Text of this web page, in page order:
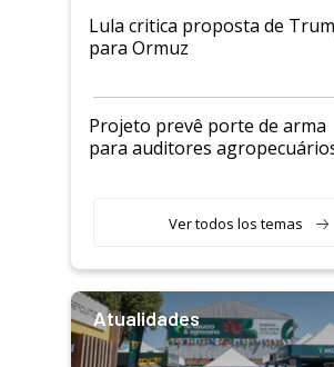
Lula critica proposta de
para Ormuz
Projeto prevê porte de arma
para auditores
Ver todos los temas
Atualidades